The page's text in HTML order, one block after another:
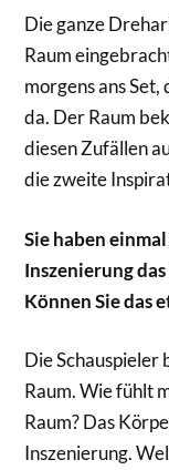
Die ganze
Raum
morgens ans
da. Der Raum
diesen Zufällen
die zweite
Sie haben
Inszenierung
Können Sie das
Die Schauspieler
Raum. Wie fühlt
Raum? Das
Inszenierung.